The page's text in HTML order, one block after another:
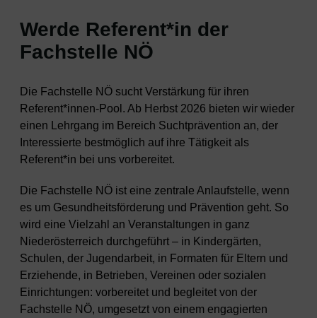
Werde Referent*in der
Fachstelle NÖ
Die Fachstelle NÖ sucht Verstärkung für ihren
Referent*innen-Pool. Ab Herbst 2026 bieten wir wieder
einen Lehrgang im Bereich Suchtprävention an, der
Interessierte bestmöglich auf ihre Tätigkeit als
Referent*in bei uns vorbereitet.
Die Fachstelle NÖ ist eine zentrale Anlaufstelle, wenn
es um Gesundheitsförderung und Prävention geht. So
wird eine Vielzahl an Veranstaltungen in ganz
Niederösterreich durchgeführt – in Kindergärten,
Schulen, der Jugendarbeit, in Formaten für Eltern und
Erziehende, in Betrieben, Vereinen oder sozialen
Einrichtungen: vorbereitet und begleitet von der
Fachstelle NÖ, umgesetzt von einem engagierten